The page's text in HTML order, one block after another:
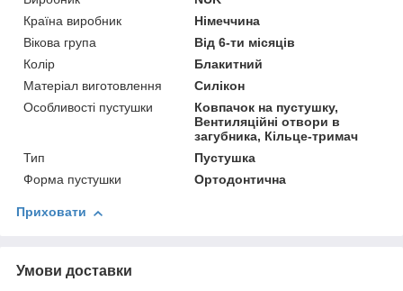
Країна виробник
Німеччина
Вікова група
Від 6-ти місяців
Колір
Блакитний
Матеріал виготовлення
Силікон
Особливості пустушки
Ковпачок на пустушку,
Вентиляційні отвори в
загубника, Кільце-тримач
Тип
Пустушка
Форма пустушки
Ортодонтична
Приховати
Умови доставки